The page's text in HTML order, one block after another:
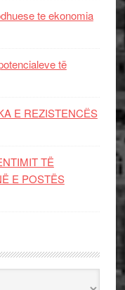
te ekonomia
të
E REZISTENCЁS
TË
E POSTËS